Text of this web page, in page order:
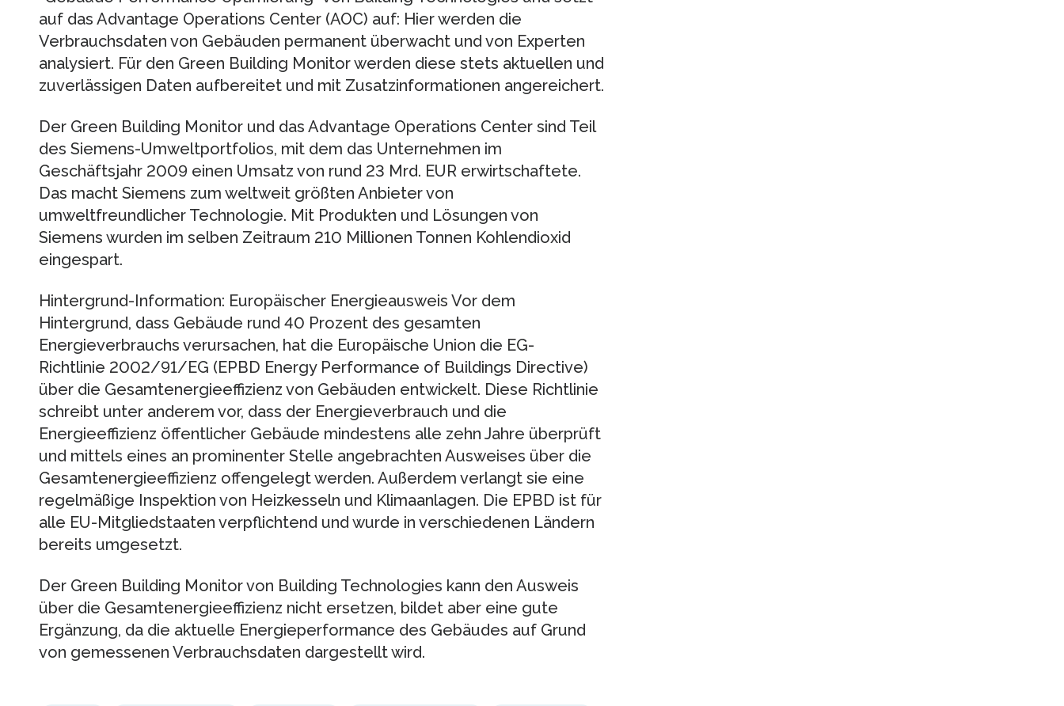
auf das Advantage Operations Center (AOC) auf: Hier werden die
Verbrauchsdaten von Gebäuden permanent überwacht und von Experten
analysiert. Für den Green Building Monitor werden diese stets aktuellen und
zuverlässigen Daten aufbereitet und mit Zusatzinformationen angereichert.
Der Green Building Monitor und das Advantage Operations Center sind Teil
des Siemens-Umweltportfolios, mit dem das Unternehmen im
Geschäftsjahr 2009 einen Umsatz von rund 23 Mrd. EUR erwirtschaftete.
Das macht Siemens zum weltweit größten Anbieter von
umweltfreundlicher Technologie. Mit Produkten und Lösungen von
Siemens wurden im selben Zeitraum 210 Millionen Tonnen Kohlendioxid
eingespart.
Hintergrund-Information: Europäischer Energieausweis Vor dem
Hintergrund, dass Gebäude rund 40 Prozent des gesamten
Energieverbrauchs verursachen, hat die Europäische Union die EG-
Richtlinie 2002/91/EG (EPBD Energy Performance of Buildings Directive)
über die Gesamtenergieeffizienz von Gebäuden entwickelt. Diese Richtlinie
schreibt unter anderem vor, dass der Energieverbrauch und die
Energieeffizienz öffentlicher Gebäude mindestens alle zehn Jahre überprüft
und mittels eines an prominenter Stelle angebrachten Ausweises über die
Gesamtenergieeffizienz offengelegt werden. Außerdem verlangt sie eine
regelmäßige Inspektion von Heizkesseln und Klimaanlagen. Die EPBD ist für
alle EU-Mitgliedstaaten verpflichtend und wurde in verschiedenen Ländern
bereits umgesetzt.
Der Green Building Monitor von Building Technologies kann den Ausweis
über die Gesamtenergieeffizienz nicht ersetzen, bildet aber eine gute
Ergänzung, da die aktuelle Energieperformance des Gebäudes auf Grund
von gemessenen Verbrauchsdaten dargestellt wird.